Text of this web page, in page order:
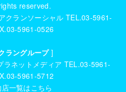
reserved.
クランソーシャル TEL.03-5961-
5961-0526
ラングループ]
ラネットメディア TEL.03-5961-
5961-5712
一覧はこちら